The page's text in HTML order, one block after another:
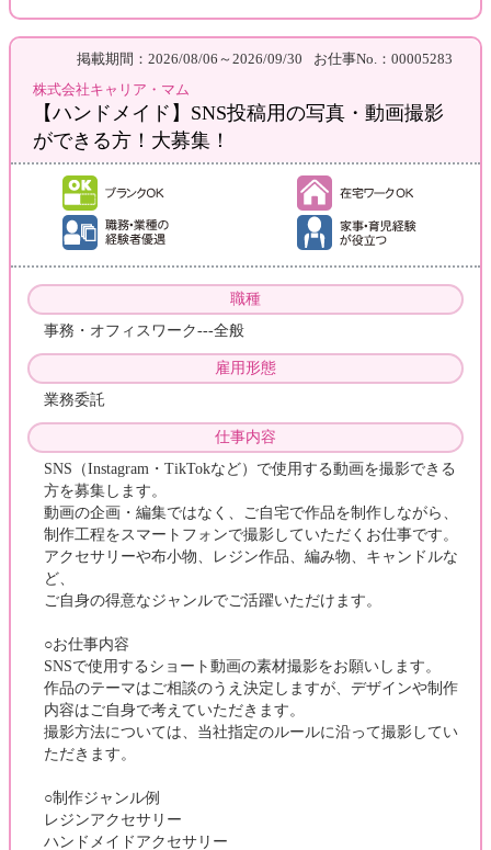
掲載期間：2026/08/06～2026/09/30
お仕事No.：00005283
株式会社キャリア・マム
【ハンドメイド】SNS投稿用の写真・動画撮影
ができる方！大募集！
職種
事務・オフィスワーク---全般
雇用形態
業務委託
仕事内容
SNS（Instagram・TikTokなど）で使用する動画を撮影できる
方を募集します。
動画の企画・編集ではなく、ご自宅で作品を制作しながら、
制作工程をスマートフォンで撮影していただくお仕事です。
アクセサリーや布小物、レジン作品、編み物、キャンドルな
ど、
ご自身の得意なジャンルでご活躍いただけます。
○お仕事内容
SNSで使用するショート動画の素材撮影をお願いします。
作品のテーマはご相談のうえ決定しますが、デザインや制作
内容はご自身で考えていただきます。
撮影方法については、当社指定のルールに沿って撮影してい
ただきます。
○制作ジャンル例
レジンアクセサリー
ハンドメイドアクセサリー